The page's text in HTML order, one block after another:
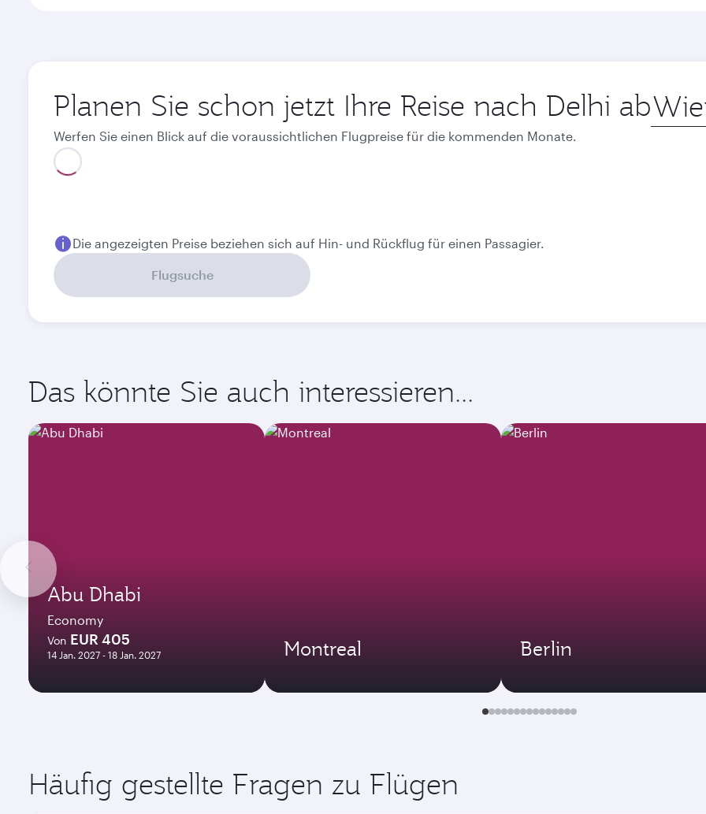
Planen Sie schon jetzt Ihre Reise nach Delhi ab Abflugort
Werfen Sie einen Blick auf die voraussichtlichen Flugpreise für die kommenden Monate.
Die angezeigten Preise beziehen sich auf Hin- und Rückflug für einen Passagier.
Flugsuche
Das könnte Sie auch interessieren...
Abu Dhabi
Economy
Von EUR 405
14 Jan. 2027 - 18 Jan. 2027 Montreal Berlin
Häufig gestellte Fragen zu Flügen